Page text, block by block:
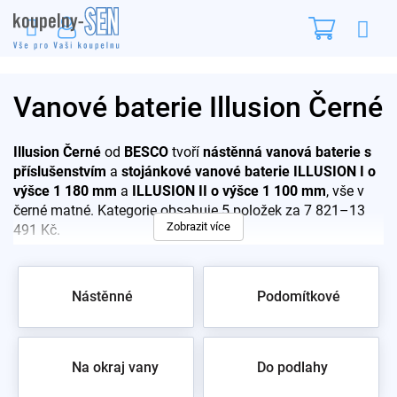
na
obsah
Vanové baterie Illusion Černé
Illusion Černé od BESCO tvoří nástěnná vanová baterie s
příslušenstvím a stojánkové vanové baterie ILLUSION I o
výšce 1 180 mm a ILLUSION II o výšce 1 100 mm, vše v
černé matné. Kategorie obsahuje 5 položek za 7 821–13
491 Kč.
Pro rychlý výběr:
Nástěnná vanová baterie s příslušenstvím – černá
ILLUSION I, výška 1 180 mm – vyšší stojánkový
model k volně stojící vaně
ILLUSION II, výška 1 100 mm – nižší varianta pro
Zobrazit více
Nástěnné Podomítkové
Na okraj vany Do podlahy